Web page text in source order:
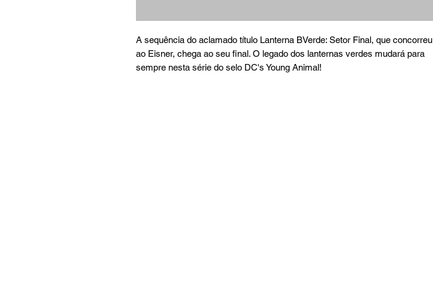
A sequência do aclamado título Lanterna BVerde: Setor Final, que concorreu
ao Eisner, chega ao seu final. O legado dos lanternas verdes mudará para
sempre nesta série do selo DC's Young Animal!